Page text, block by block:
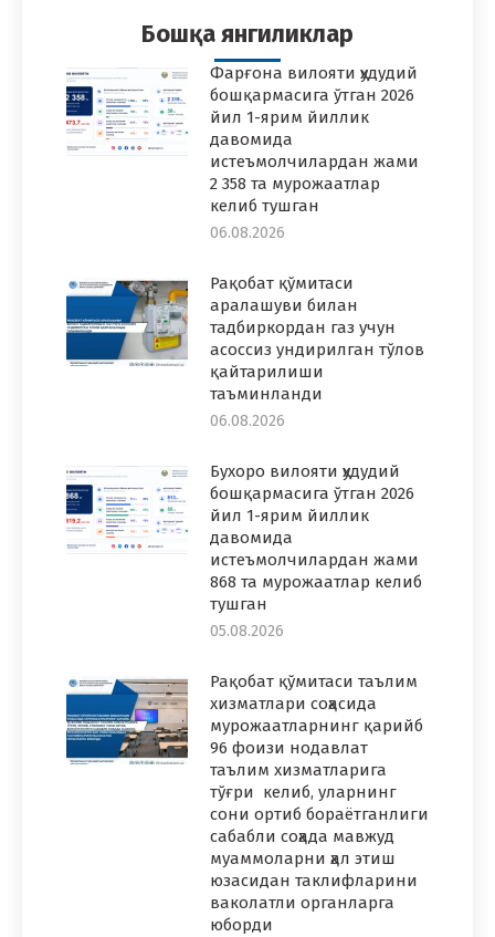
Бошқа янгиликлар
Фарғона вилояти ҳудудий
бошқармасига ўтган 2026
йил 1-ярим йиллик
давомида
истеъмолчилардан жами
2 358 та мурожаатлар
келиб тушган
06.08.2026
Рақобат қўмитаси
аралашуви билан
тадбиркордан газ учун
асоссиз ундирилган тўлов
қайтарилиши
таъминланди
06.08.2026
Бухоро вилояти ҳудудий
бошқармасига ўтган 2026
йил 1-ярим йиллик
давомида
истеъмолчилардан жами
868 та мурожаатлар келиб
тушган
05.08.2026
Рақобат қўмитаси таълим
хизматлари соҳасида
мурожаатларнинг қарийб
96 фоизи нодавлат
таълим хизматларига
тўғри келиб, уларнинг
сони ортиб бораётганлиги
сабабли соҳада мавжуд
муаммоларни ҳал этиш
юзасидан таклифларини
ваколатли органларга
юборди